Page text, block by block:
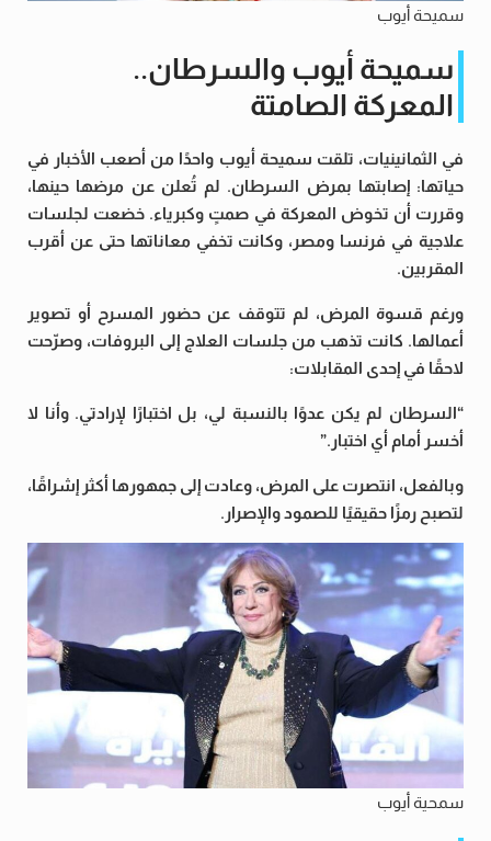
سميحة أيوب
سميحة أيوب والسرطان..
المعركة الصامتة
في الثمانينيات، تلقت سميحة أيوب واحدًا من أصعب الأخبار في
حياتها: إصابتها بمرض السرطان. لم تُعلن عن مرضها حينها،
وقررت أن تخوض المعركة في صمتٍ وكبرياء. خضعت لجلسات
علاجية في فرنسا ومصر، وكانت تخفي معاناتها حتى عن أقرب
المقربين.
ورغم قسوة المرض، لم تتوقف عن حضور المسرح أو تصوير
أعمالها. كانت تذهب من جلسات العلاج إلى البروفات، وصرّحت
لاحقًا في إحدى المقابلات:
“السرطان لم يكن عدوًا بالنسبة لي، بل اختبارًا لإرادتي. وأنا لا
أخسر أمام أي اختبار.”
وبالفعل، انتصرت على المرض، وعادت إلى جمهورها أكثر إشراقًا،
لتصبح رمزًا حقيقيًا للصمود والإصرار.
سمحية أيوب